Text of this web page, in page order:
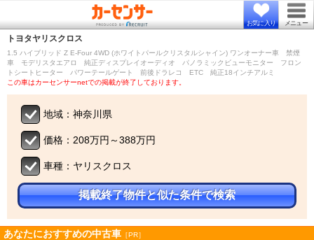
お気に入り メニュー
トヨタヤリスクロス
1.5 ハイブリッド Z E-Four 4WD (ホワイトパールクリスタルシャイン) ワンオーナー車 禁煙
車 モデリスタエアロ 純正ディスプレイオーディオ パノラミックビューモニター フロン
トシートヒーター パワーテールゲート 前後ドラレコ ETC 純正18インチアルミ
この車はカーセンサーnetでの掲載が終了しております。
地域：神奈川県
価格：208万円～388万円
車種：ヤリスクロス
掲載終了物件と似た条件で検索
あなたにおすすめの中古車 ［PR］